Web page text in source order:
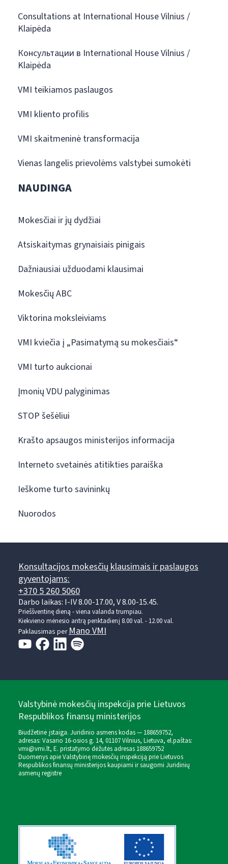
Consultations at International House Vilnius /
Klaipėda
Консультации в International House Vilnius /
Klaipėda
VMI teikiamos paslaugos
VMI kliento profilis
VMI skaitmeninė transformacija
Vienas langelis prievolėms valstybei sumokėti
NAUDINGA
Mokesčiai ir jų dydžiai
Atsiskaitymas grynaisiais pinigais
Dažniausiai užduodami klausimai
Mokesčių ABC
Viktorina moksleiviams
VMI kviečia į „Pasimatymą su mokesčiais“
VMI turto aukcionai
Įmonių VDU palyginimas
STOP šešėliui
Krašto apsaugos ministerijos informacija
Interneto svetainės atitikties paraiška
Ieškome turto savininkų
Nuorodos
Konsultacijos mokesčių klausimais ir paslaugos
gyventojams:
+370 5 260 5060
Darbo laikas: I-IV 8.00-17.00, V 8.00-15.45.
Prieššventinę dieną - viena valanda trumpiau.
Kiekvieno mėnesio antrą penktadienį 8.00 val. - 12.00 val.
Paklausimas perMano VMI
Valstybinė mokesčių inspekcija prie Lietuvos
Respublikos finansų ministerijos
Biudžetinė įstaiga. Juridinio asmens kodas — 188659752,
adresas: Vasario 16-osios g. 14, 01107 Vilnius, Lietuva, el.paštas:
vmi@vmi.lt, E. pristatymo dėžutės adresas 188659752
Duomenys apie Valstybinę mokesčių inspekciją prie Lietuvos
Respublikos finansų ministerijos kaupiami ir saugomi Juridinių
asmenų registre